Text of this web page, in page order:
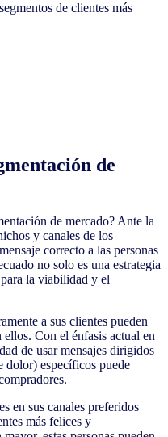
de clientes más
de
de mercado? Ante la
y canales de los
correcto a las personas
no solo es una estrategia
para la viabilidad y el
a sus clientes pueden
Con el énfasis actual en
de usar mensajes dirigidos
dolor) específicos puede
en sus canales preferidos
más felices y